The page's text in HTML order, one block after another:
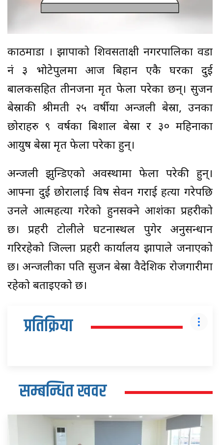
काठमाडौं । झापाको शिवसताक्षी नगरपालिका वडा
नं ३ भोटेपुलमा आज बिहान एकै घरका दुई
बालकसहित तीनजना मृत फेला परेका छन्। सुजन
बेस्राकी श्रीमती २५ वर्षीया अन्जली बेस्रा, उनका
छोराहरु ९ वर्षका बिशाल बेस्रा र ३० महिनाका
आयुष बेस्रा मृत फेला परेका हुन्।
अन्जली झुन्डिएको अवस्थामा फेला परेकी हुन्।
आफ्ना दुई छोरालाई विष सेवन गराई हत्या गरेपछि
उनले आत्महत्या गरेको हुनसक्ने आशंका प्रहरीको
छ। प्रहरी टोलीले घटनास्थल पुगेर अनुसन्धान
गरिरहेको जिल्ला प्रहरी कार्यालय झापाले जनाएको
छ। अन्जलीका पति सुजन बेस्रा वैदेशिक रोजगारीमा
रहेको बताइएको छ।
प्रतिक्रिया
सम्बन्धित खवर